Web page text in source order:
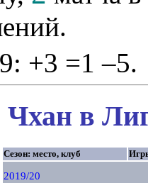
+3 =1 –5.
в
Сезон: место, клуб
2019/20